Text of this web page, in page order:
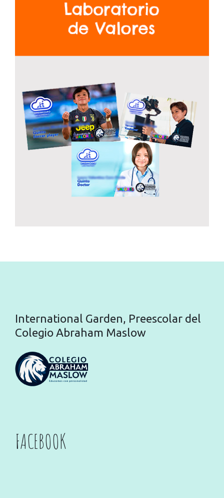
International Garden, Preescolar del
Colegio Abraham Maslow
FACEBOOK